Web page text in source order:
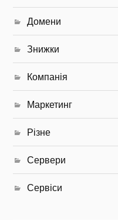
Домени
Знижки
Компанія
Маркетинг
Різне
Сервери
Сервіси